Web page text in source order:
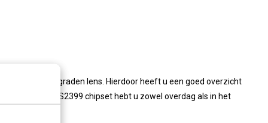
van een 150 graden lens. Hierdoor heeft u een goed overzicht
en de CMOS2399 chipset hebt u zowel overdag als in het